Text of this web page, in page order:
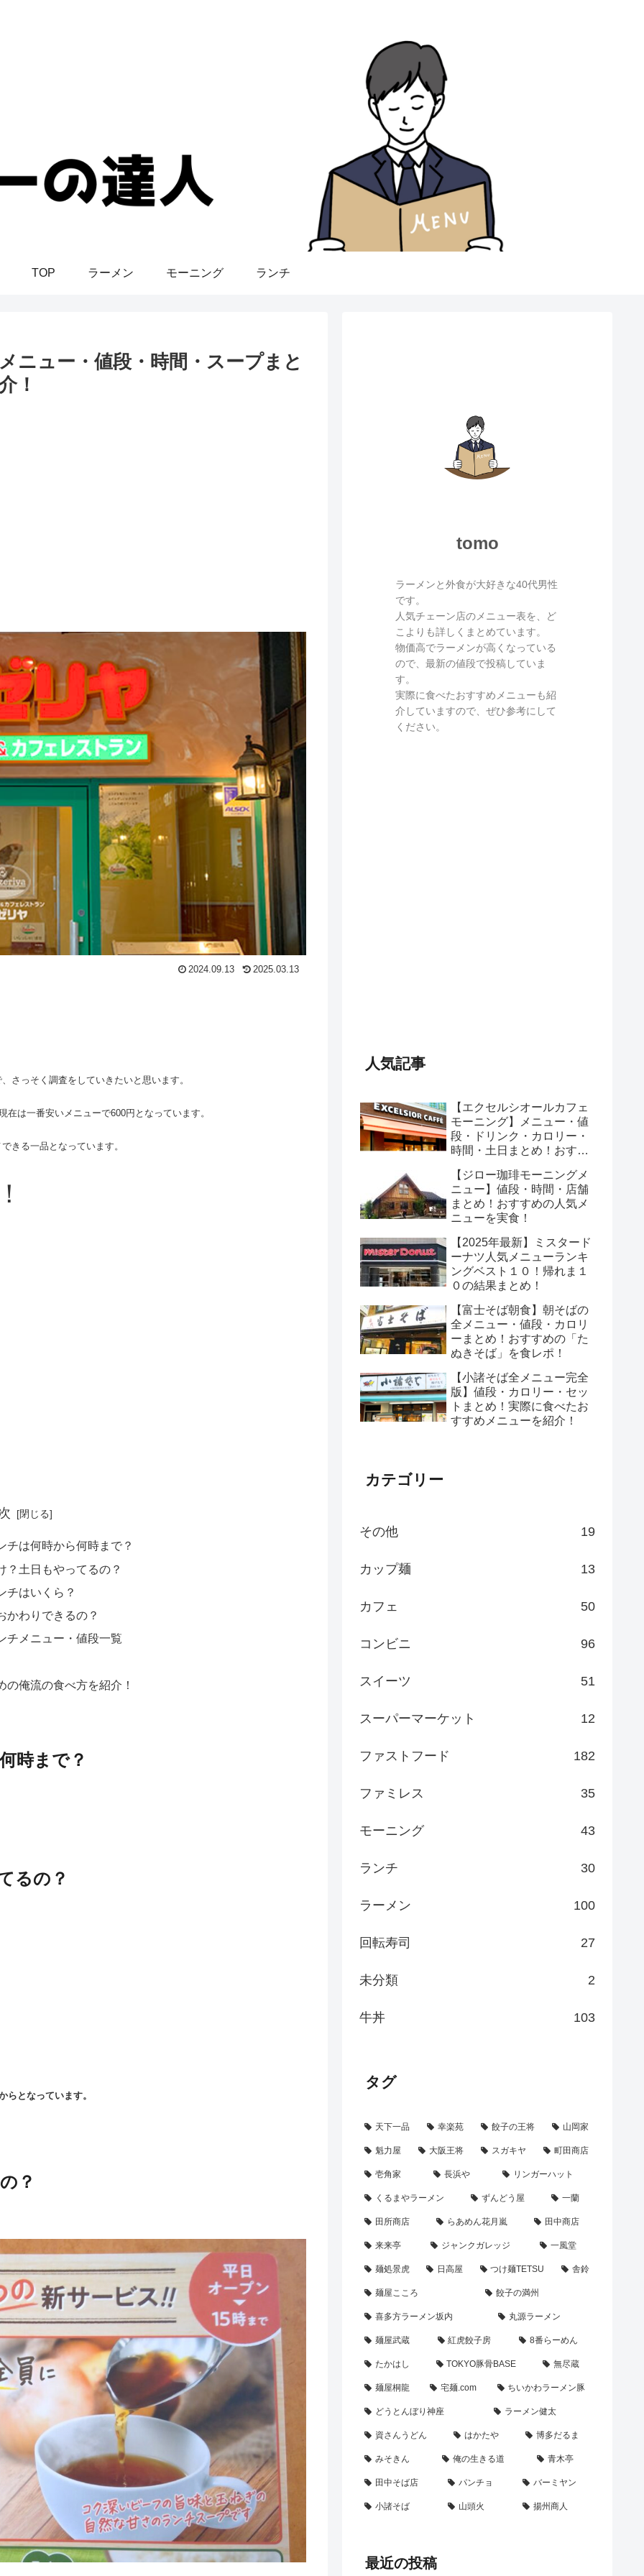
TOP ラーメン モーニング ランチ
ニュー・値段・時間・スープまと
！
2024.09.13 2025.03.13
さっそく調査をしていきたいと思います。
は一番安いメニューで600円となっています。
きる一品となっています。
チは何時から何時まで？
？土日もやってるの？
チはいくら？
かわりできるの？
メニュー・値段一覧
の俺流の食べ方を紹介！
時まで？
るの？
らとなっています。
？
tomo
ラーメンと外食が大好きな40代男性
です。
人気チェーン店のメニュー表を、ど
こよりも詳しくまとめています。
物価高でラーメンが高くなっている
ので、最新の値段で投稿していま
す。
実際に食べたおすすめメニューも紹
介していますので、ぜひ参考にして
ください。
人気記事
【エクセルシオールカフェ
モーニング】メニュー・値
段・ドリンク・カロリー・
時間・土日まとめ！おすす
【ジロー珈琲モーニングメ
ニュー】値段・時間・店舗
まとめ！おすすめの人気メ
ニューを実食！
【2025年最新】ミスタード
ーナツ人気メニューランキ
ングベスト１０！帰れま１
０の結果まとめ！
【富士そば朝食】朝そばの
全メニュー・値段・カロリ
ーまとめ！おすすめの「た
ぬきそば」を食レポ！
【小諸そば全メニュー完全
版】値段・カロリー・セッ
トまとめ！実際に食べたお
すすめメニューを紹介！
カテゴリー
その他 19
カップ麺 13
カフェ 50
コンビニ 96
スイーツ 51
スーパーマーケット 12
ファストフード 182
ファミレス 35
モーニング 43
ランチ 30
ラーメン 100
回転寿司 27
未分類 2
牛丼 103
タグ
天下一品 幸楽苑 餃子の王将 山岡家
魁力屋 大阪王将 スガキヤ 町田商店
壱角家 長浜や リンガーハット
くるまやラーメン ずんどう屋 一蘭
田所商店 らあめん花月嵐 田中商店
来来亭 ジャンクガレッジ 一風堂
麺処景虎 日高屋 つけ麺TETSU 舎鈴
麺屋こころ 餃子の満州
喜多方ラーメン坂内 丸源ラーメン
麺屋武蔵 紅虎餃子房 8番らーめん
たかはし TOKYO豚骨BASE 無尽蔵
麺屋桐龍 宅麺.com ちいかわラーメン豚
どうとんぼり神座 ラーメン健太
資さんうどん はかたや 博多だるま
みそきん 俺の生きる道 青木亭
田中そば店 パンチョ バーミヤン
小諸そば 山頭火 揚州商人
最近の投稿